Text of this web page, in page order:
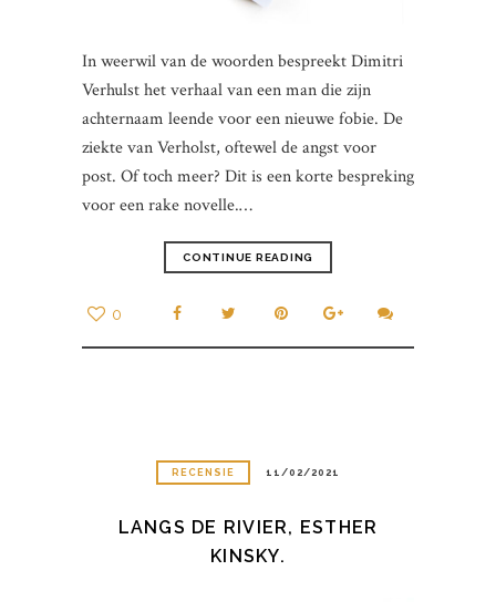
In weerwil van de woorden bespreekt Dimitri
Verhulst het verhaal van een man die zijn
achternaam leende voor een nieuwe fobie. De
ziekte van Verholst, oftewel de angst voor
post. Of toch meer? Dit is een korte bespreking
voor een rake novelle.…
CONTINUE READING
0
RECENSIE 11/02/2021
LANGS DE RIVIER, ESTHER
KINSKY.